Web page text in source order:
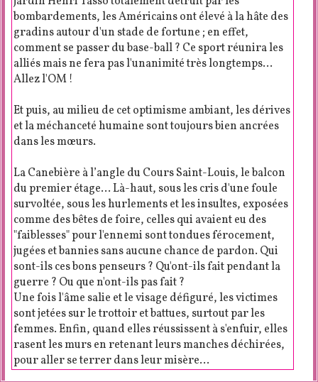
bombardements, les Américains ont élevé à la hâte des
gradins autour d'un stade de fortune ; en effet,
comment se passer du base-ball ? Ce sport réunira les
alliés mais ne fera pas l'unanimité très longtemps...
Allez l'OM !
Et puis, au milieu de cet optimisme ambiant, les dérives
et la méchanceté humaine sont toujours bien ancrées
dans les mœurs.
La Canebière à l’angle du Cours Saint-Louis, le balcon
du premier étage... Là-haut, sous les cris d'une foule
survoltée, sous les hurlements et les insultes, exposées
comme des bêtes de foire, celles qui avaient eu des
"faiblesses" pour l'ennemi sont tondues férocement,
jugées et bannies sans aucune chance de pardon. Qui
sont-ils ces bons penseurs ? Qu'ont-ils fait pendant la
guerre ? Ou que n'ont-ils pas fait ?
Une fois l'âme salie et le visage défiguré, les victimes
sont jetées sur le trottoir et battues, surtout par les
femmes. Enfin, quand elles réussissent à s'enfuir, elles
rasent les murs en retenant leurs manches déchirées,
pour aller se terrer dans leur misère...